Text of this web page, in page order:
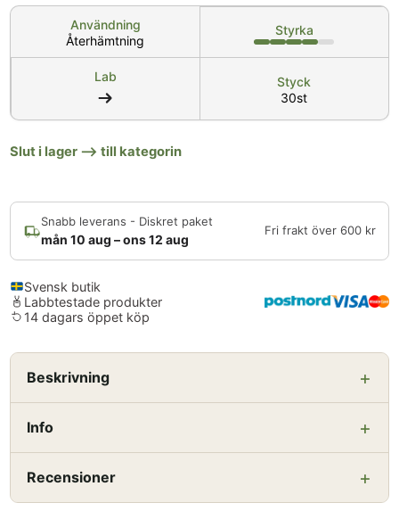
Användning
Återhämtning
Styrka
Lab
Styck
30st
Slut i lager ⟶ till kategorin
Snabb leverans - Diskret paket
mån 10 aug – ons 12 aug
Fri frakt över 600 kr
Svensk butik
Labbtestade produkter
14 dagars öppet köp
Beskrivning
Info
Recensioner